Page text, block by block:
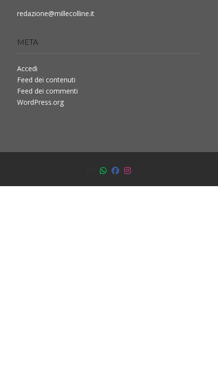
redazione@millecolline.it
META
Accedi
Feed dei contenuti
Feed dei commenti
WordPress.org